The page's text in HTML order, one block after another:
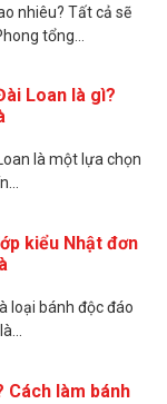
nhiêu? Tất cả sẽ
tổng...
Loan là gì?
là một lựa chọn
kiểu Nhật đơn
loại bánh độc đáo
Cách làm bánh